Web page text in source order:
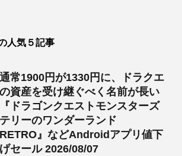
人気５記事
通常1900円が1330円に、ドラクエ
の資産を受け継ぐべく名前が長い
『ドラゴンクエストモンスターズ
テリーのワンダーランド
RETRO』などAndroidアプリ値下
げセール 2026/08/07